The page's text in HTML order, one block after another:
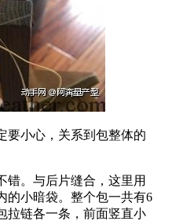
要小心，关系到包整体的
错。与后片缝合，这里用
的小暗袋。整个包一共有6
拉链各一条，前面竖直小